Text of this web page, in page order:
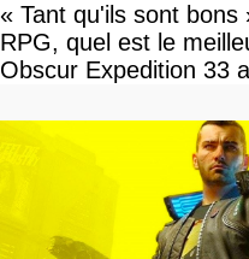
« Tant qu'ils sont
RPG, quel est le
Obscur Expedition 33